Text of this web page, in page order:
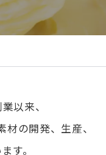
以来、
の開発、生産、
す。